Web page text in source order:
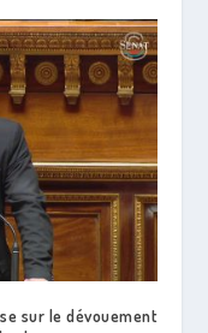
sur le dévouement